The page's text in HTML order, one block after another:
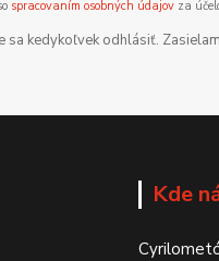
spracovaním osobných údajovza
sa kedykoľvek odhlásiť.
Kde